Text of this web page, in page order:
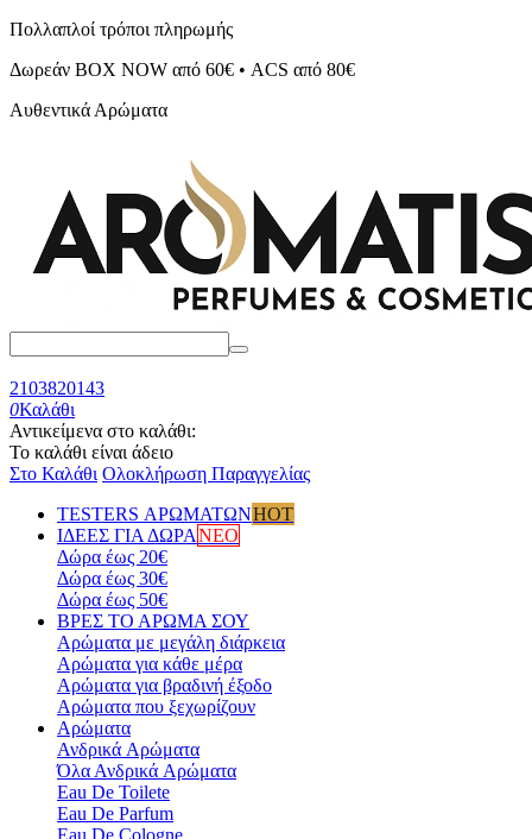
Πολλαπλοί τρόποι πληρωμής
Δωρεάν BOX NOW από 60€ • ACS από 80€
Αυθεντικά Αρώματα
2103820143
0Καλάθι
Αντικείμενα στο καλάθι:
Το καλάθι είναι άδειο
Στο Καλάθι Ολοκλήρωση Παραγγελίας
TESTERS ΑΡΩΜΑΤΩΝHOT
ΙΔΕΕΣ ΓΙΑ ΔΩΡΑΝΕΟ
Δώρα έως 20€
Δώρα έως 30€
Δώρα έως 50€
ΒΡΕΣ ΤΟ ΑΡΩΜΑ ΣΟΥ
Αρώματα με μεγάλη διάρκεια
Αρώματα για κάθε μέρα
Αρώματα για βραδινή έξοδο
Αρώματα που ξεχωρίζουν
Αρώματα
Ανδρικά Aρώματα
Όλα Ανδρικά Aρώματα
Eau De Toilete
Eau De Parfum
Eau De Cologne